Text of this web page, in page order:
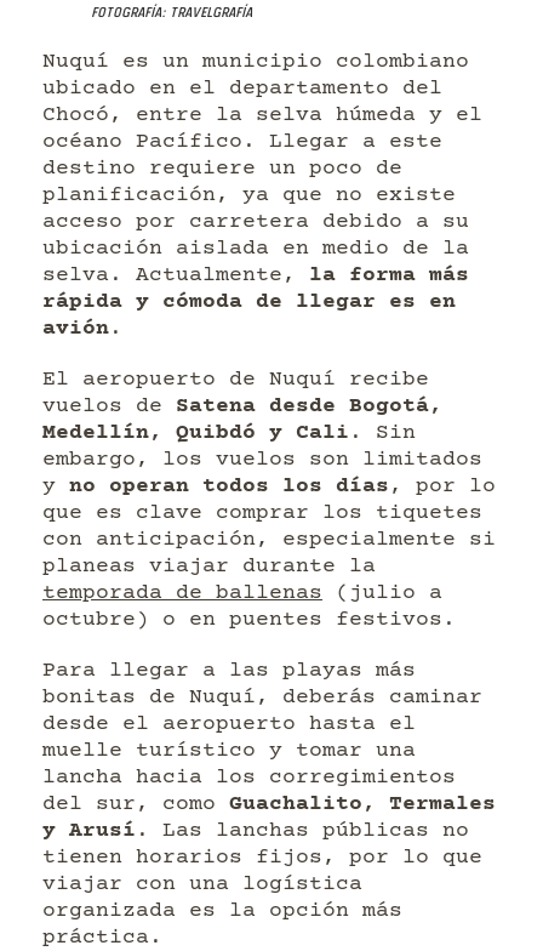
Fotografía: Travelgrafía
Nuquí es un municipio colombiano
ubicado en el departamento del
Chocó, entre la selva húmeda y el
océano Pacífico. Llegar a este
destino requiere un poco de
planificación, ya que no existe
acceso por carretera debido a su
ubicación aislada en medio de la
selva. Actualmente, la forma más
rápida y cómoda de llegar es en
avión .
El aeropuerto de Nuquí recibe
vuelos de Satena desde Bogotá,
Medellín, Quibdó y Cali . Sin
embargo, los vuelos son limitados
y no operan todos los días , por lo
que es clave comprar los tiquetes
con anticipación, especialmente si
planeas viajar durante la
temporada de ballenas (julio a
octubre) o en puentes festivos.
Para llegar a las playas más
bonitas de Nuquí, deberás caminar
desde el aeropuerto hasta el
muelle turístico y tomar una
lancha hacia los corregimientos
del sur, como Guachalito, Termales
y Arusí . Las lanchas públicas no
tienen horarios fijos, por lo que
viajar con una logística
organizada es la opción más
práctica.